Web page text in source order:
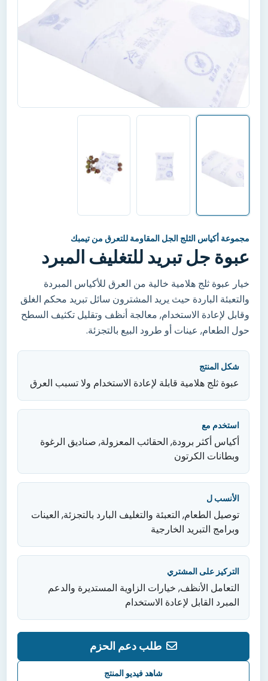
مجموعة أكياس الثلج الجل المقاومة للتعرق من تيمبك
عبوة جل تبريد للتغليف المبرد
خيار عبوة ثلج هلامية خالية من العرق للأكياس المبردة
والتعبئة الباردة حيث يريد المشترون سائل تبريد محكم الغلق
وقابل لإعادة الاستخدام, معالجة أنظف وتقليل تكثيف السطح
حول الطعام, عينات أو طرود البيع بالتجزئة.
شكل المنتج
عبوة ثلج هلامية قابلة لإعادة الاستخدام ولا تسبب العرق
استخدم مع
أكياس أكثر برودة, الحقائب المعزولة, صناديق الرغوة
وبطانات الكرتون
الأنسب ل
توصيل الطعام, التعبئة والتغليف البارد بالتجزئة, العينات
وبرامج التبريد الخارجية
التركيز على المشتري
التعامل الأنظف, خيارات الزاوية المستديرة والدعم
المبرد القابل لإعادة الاستخدام
طلب دعم الحزم
شاهد فيديو المنتج